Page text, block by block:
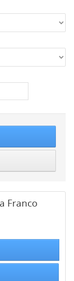
Franco